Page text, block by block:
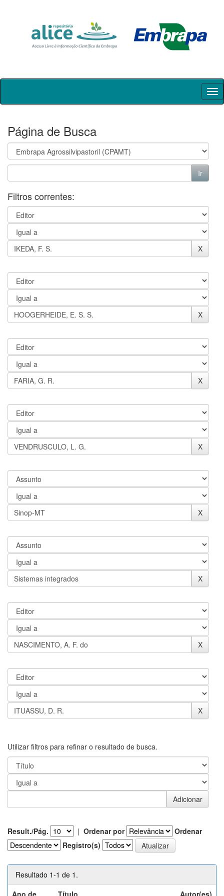
Skip
Página de Busca
Filtros correntes:
Utilizar filtros para refinar o resultado de busca.
Result./Pág. | Ordenar por
Ordenar
Registro(s)
Resultado 1-1 de 1.
Ano de
Título Autor(es)